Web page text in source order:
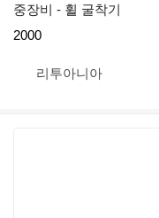
중장비 - 휠 굴착기
2000
리투아니아